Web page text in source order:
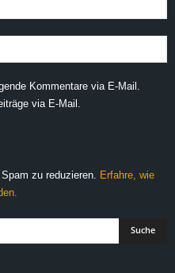
Kommentare via E-Mail.
via E-Mail.
zu reduzieren.
Erfahre, wie